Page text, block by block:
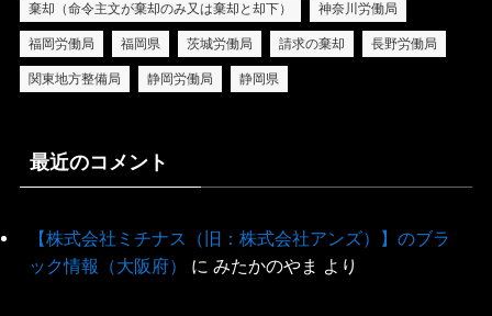
棄却（命令主文が棄却のみ又は棄却と却下） 神奈川労働局
福岡労働局 福岡県 茨城労働局 請求の棄却 長野労働局
関東地方整備局 静岡労働局 静岡県
最近のコメント
【株式会社ミチナス（旧：株式会社アンズ）】のブラ
ック情報（大阪府）
に みたかのやま より